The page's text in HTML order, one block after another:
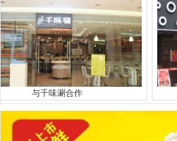
与千味涮合作